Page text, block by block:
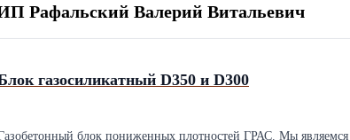
Рафальский Валерий Витальевич
газосиликатный D350 и D300
блок пониженных плотностей ГРАС. Мы являемся